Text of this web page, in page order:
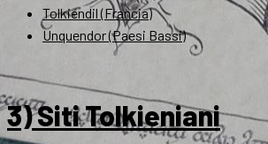
Tolkiendil (Francia)
Unquendor (Paesi Bassi)
3) Siti Tolkieniani